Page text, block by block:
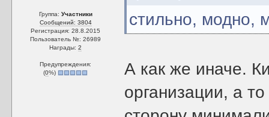
Группа: Участники
Сообщений: 3804
Регистрация: 28.8.2015
Пользователь №: 26989
Награды:2
Предупреждения:
(0%)
стильно, модно,
А как же иначе.
организации, а